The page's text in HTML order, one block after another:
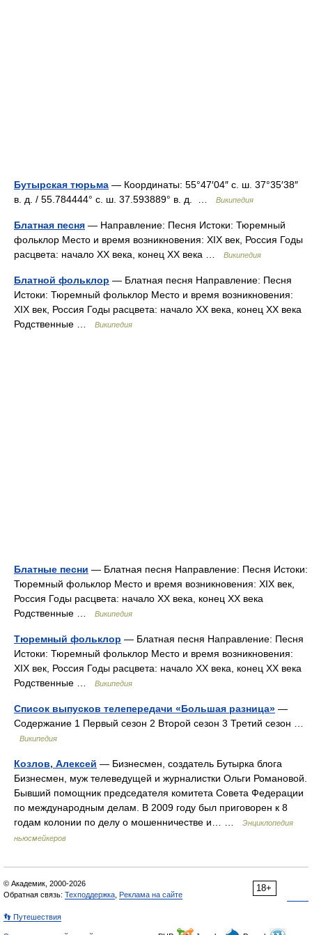
Бутырская тюрьма — Координаты: 55°47′04″ с. ш. 37°35′38″
в. д. / 55.784444° с. ш. 37.593889° в. д. …
Википедия
Блатная песня — Направление: Песня Истоки: Тюремный
фольклор Место и время возникновения: XIX век, Россия Годы
расцвета: начало XX века, конец XX века …
Википедия
Блатной фольклор — Блатная песня Направление: Песня
Истоки: Тюремный фольклор Место и время возникновения:
XIX век, Россия Годы расцвета: начало XX века, конец XX века
Родственные …
Википедия
Блатные песни — Блатная песня Направление: Песня Истоки:
Тюремный фольклор Место и время возникновения: XIX век,
Россия Годы расцвета: начало XX века, конец XX века
Родственные …
Википедия
Тюремный фольклор — Блатная песня Направление: Песня
Истоки: Тюремный фольклор Место и время возникновения:
XIX век, Россия Годы расцвета: начало XX века, конец XX века
Родственные …
Википедия
Список выпусков телепередачи «Большая разница» —
Содержание 1 Первый сезон 2 Второй сезон 3 Третий сезон …
Википедия
Козлов, Алексей — Бизнесмен, создатель Бутырка блога
Бизнесмен, муж телеведущей и журналистки Ольги Романовой.
Бывший помощник председателя комитета Совета Федерации
по международным делам. В 2009 году был приговорен к 8
годам колонии по делу о мошенничестве и… …
Энциклопедия
ньюсмейкеров
18+
© Академик, 2000-2026
Обратная связь: Техподдержка Реклама на сайте
👣 Путешествия